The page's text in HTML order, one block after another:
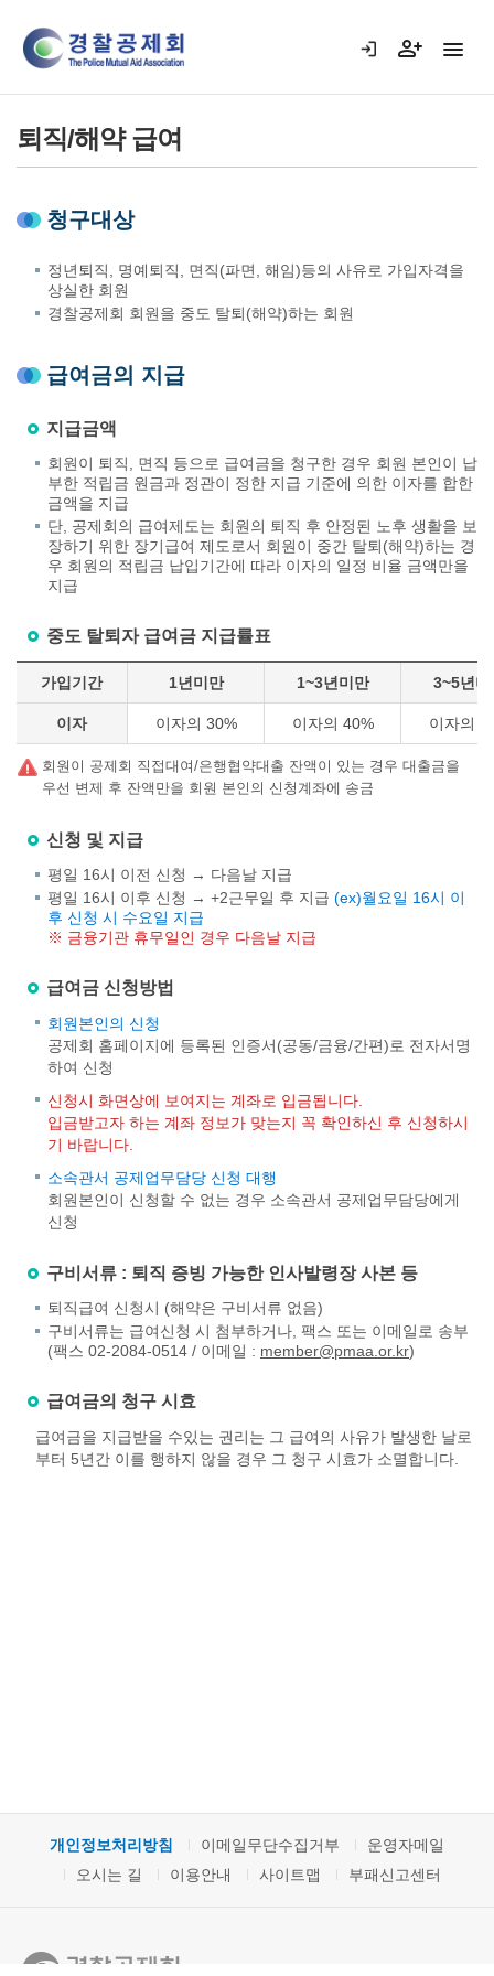
퇴직/해약 급여
청구대상
정년퇴직, 명예퇴직, 면직(파면, 해임)등의 사유로 가입자격을
상실한 회원
경찰공제회 회원을 중도 탈퇴(해약)하는 회원
급여금의 지급
지급금액
회원이 퇴직, 면직 등으로 급여금을 청구한 경우 회원 본인이 납
부한 적립금 원금과 정관이 정한 지급 기준에 의한 이자를 합한
금액을 지급
단, 공제회의 급여제도는 회원의 퇴직 후 안정된 노후 생활을 보
장하기 위한 장기급여 제도로서 회원이 중간 탈퇴(해약)하는 경
우 회원의 적립금 납입기간에 따라 이자의 일정 비율 금액만을
지급
중도 탈퇴자 급여금 지급률표
가입기간 1년미만 1~3년미만 3~5년미
이자 이자의 30% 이자의 40% 이자의
회원이 공제회 직접대여/은행협약대출 잔액이 있는 경우 대출금을
우선 변제 후 잔액만을 회원 본인의 신청계좌에 송금
신청 및 지급
평일 16시 이전 신청 → 다음날 지급
평일 16시 이후 신청 → +2근무일 후 지급 (ex)월요일 16시 이
후 신청 시 수요일 지급
※ 금융기관 휴무일인 경우 다음날 지급
급여금 신청방법
회원본인의 신청
공제회 홈페이지에 등록된 인증서(공동/금융/간편)로 전자서명
하여 신청
신청시 화면상에 보여지는 계좌로 입금됩니다.
입금받고자 하는 계좌 정보가 맞는지 꼭 확인하신 후 신청하시
기 바랍니다.
소속관서 공제업무담당 신청 대행
회원본인이 신청할 수 없는 경우 소속관서 공제업무담당에게
신청
구비서류 : 퇴직 증빙 가능한 인사발령장 사본 등
퇴직급여 신청시 (해약은 구비서류 없음)
구비서류는 급여신청 시 첨부하거나, 팩스 또는 이메일로 송부
(팩스 02-2084-0514 / 이메일 : member@pmaa.or.kr)
급여금의 청구 시효
급여금을 지급받을 수있는 권리는 그 급여의 사유가 발생한 날로
부터 5년간 이를 행하지 않을 경우 그 청구 시효가 소멸합니다.
개인정보처리방침 이메일무단수집거부
운영자메일
오시는 길
이용안내 사이트맵 부패신고센터